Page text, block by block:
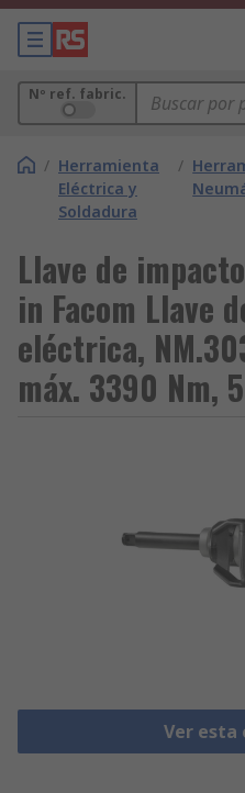
Nº ref. fabric.
/ Herramienta
Eléctrica y
Soldadura
/
Llave de
in Facom Llave
eléctrica,
máx. 3390 Nm,
Ver esta